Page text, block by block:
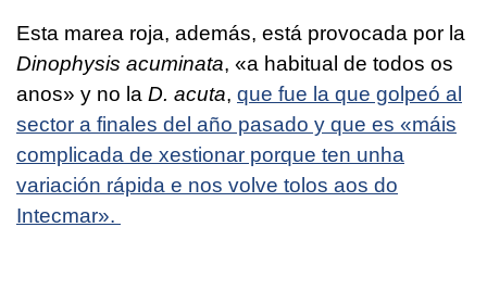
Esta marea roja, además, está provocada por la
Dinophysis acuminata, «a habitual de todos os
anos» y no la D. acuta, que fue la que golpeó al
sector a finales del año pasado y que es «máis
complicada de xestionar porque ten unha
variación rápida e nos volve tolos aos do
Intecmar».